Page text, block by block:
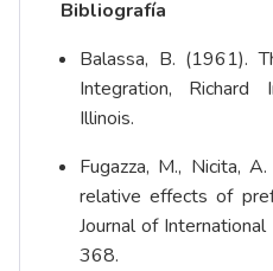
Bibliografía
Balassa, B. (1961).
Integration, Richard
Illinois.
Fugazza, M., Nicita,
relative effects of
Journal of
368.